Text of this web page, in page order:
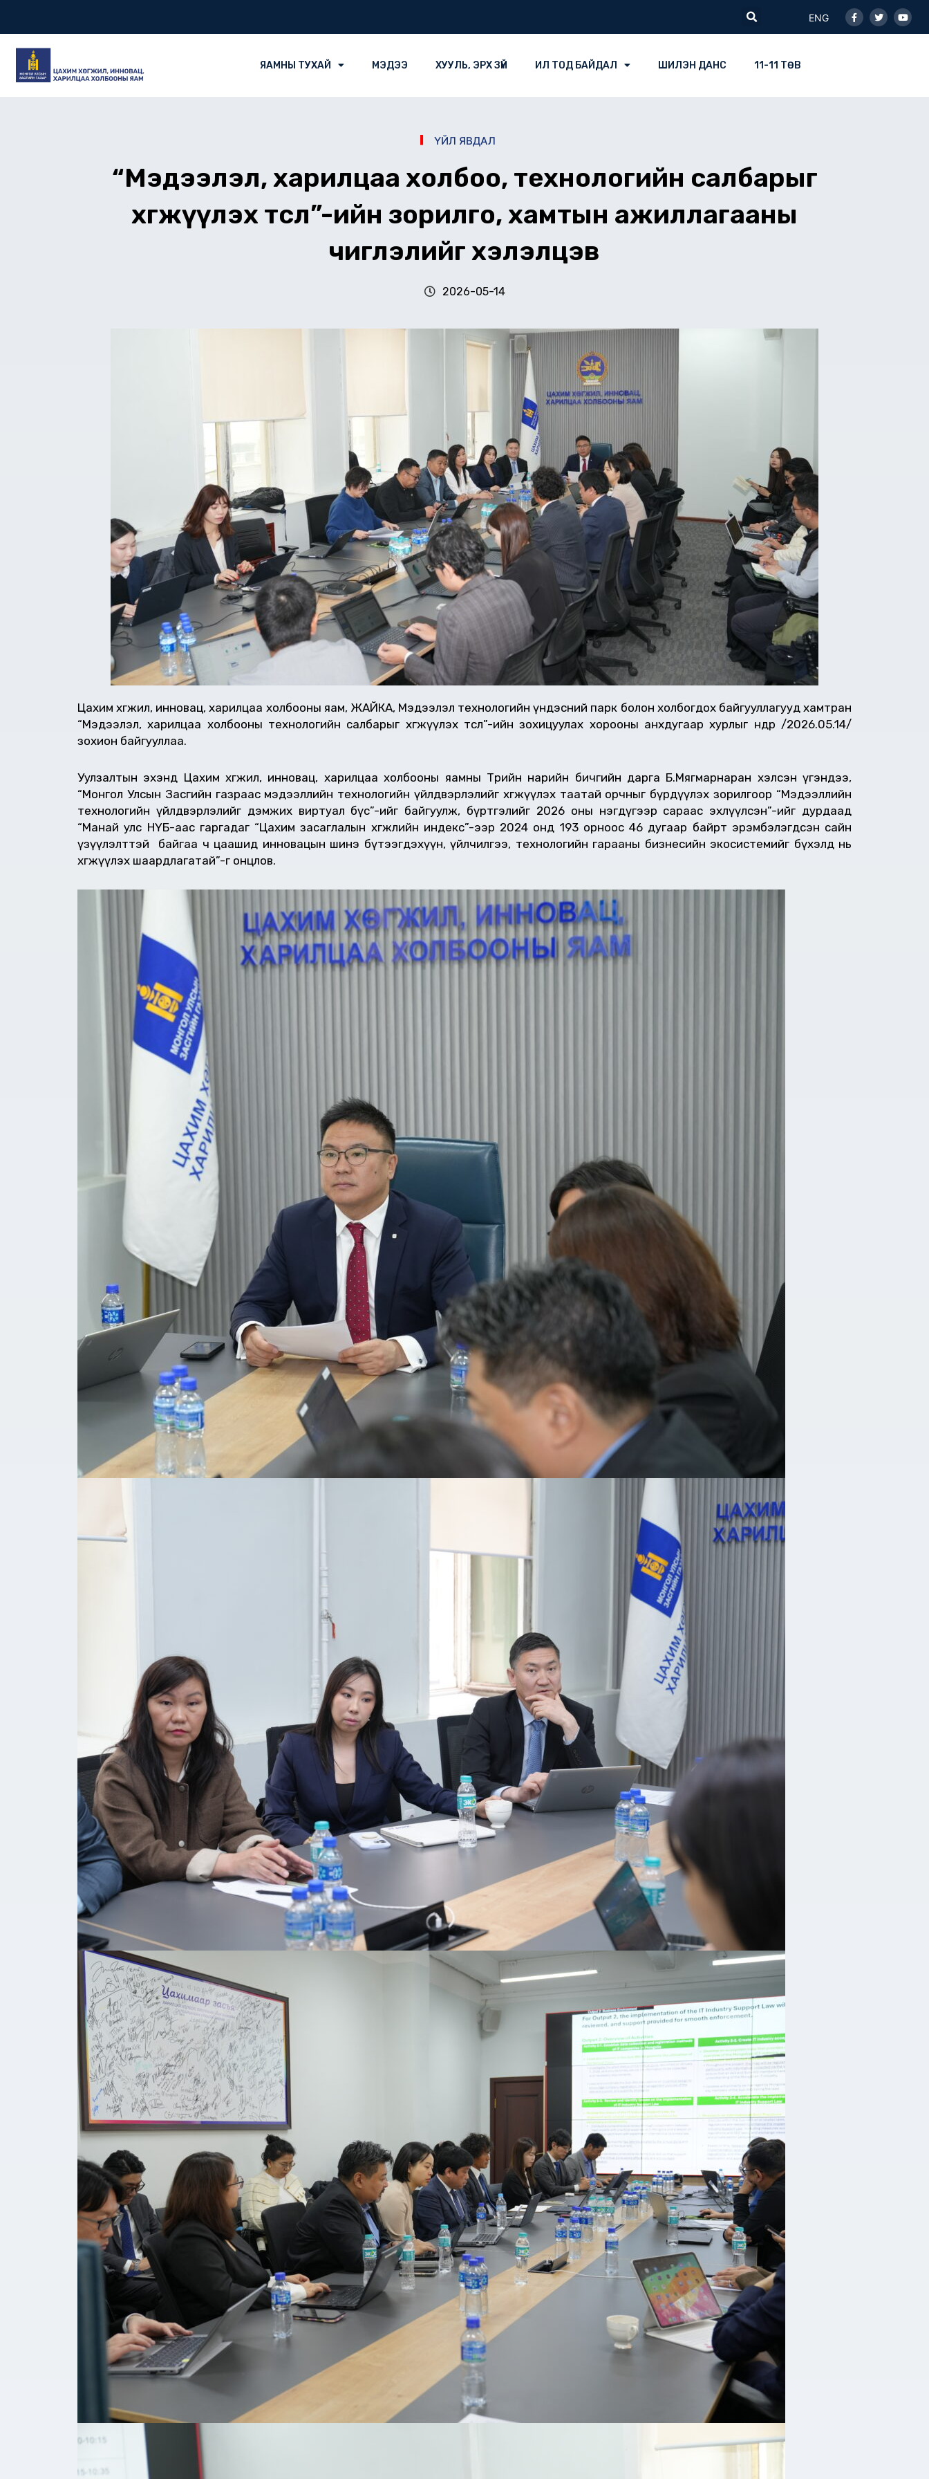
Search
ENG
f
ЯАМНЫ ТУХАЙ МЭДЭЭ ХУУЛЬ, ЭРХ ЗҮЙ ИЛ ТОД БАЙДАЛ ШИЛЭН ДАНС 11-11 ТӨВ
ҮЙЛ ЯВДАЛ
“Мэдээлэл, харилцаа холбоо, технологийн салбарыг
хөгжүүлэх төсөл”-ийн зорилго, хамтын ажиллагааны
чиглэлийг хэлэлцэв
2026-05-14
Цахим хөгжил, инновац, харилцаа холбооны яам, ЖАЙКА, Мэдээлэл технологийн үндэсний парк болон холбогдох байгууллагууд хамтран
“Мэдээлэл, харилцаа холбооны технологийн салбарыг хөгжүүлэх төсөл”-ийн зохицуулах хорооны анхдугаар хурлыг өнөөдөр /2026.05.14/
зохион байгууллаа.
Уулзалтын эхэнд Цахим хөгжил, инновац, харилцаа холбооны яамны Төрийн нарийн бичгийн дарга Б.Мягмарнаран хэлсэн үгэндээ,
“Монгол Улсын Засгийн газраас мэдээллийн технологийн үйлдвэрлэлийг хөгжүүлэх таатай орчныг бүрдүүлэх зорилгоор “Мэдээллийн
технологийн үйлдвэрлэлийг дэмжих виртуал бүс”-ийг байгуулж, бүртгэлийг 2026 оны нэгдүгээр сараас эхлүүлсэн”-ийг дурдаад
“Манай улс НҮБ-аас гаргадаг “Цахим засаглалын хөгжлийн индекс”-ээр 2024 онд 193 орноос 46 дугаар байрт эрэмбэлэгдсэн сайн
үзүүлэлттэй байгаа ч цаашид инновацын шинэ бүтээгдэхүүн, үйлчилгээ, технологийн гарааны бизнесийн экосистемийг бүхэлд нь
хөгжүүлэх шаардлагатай”-г онцлов.